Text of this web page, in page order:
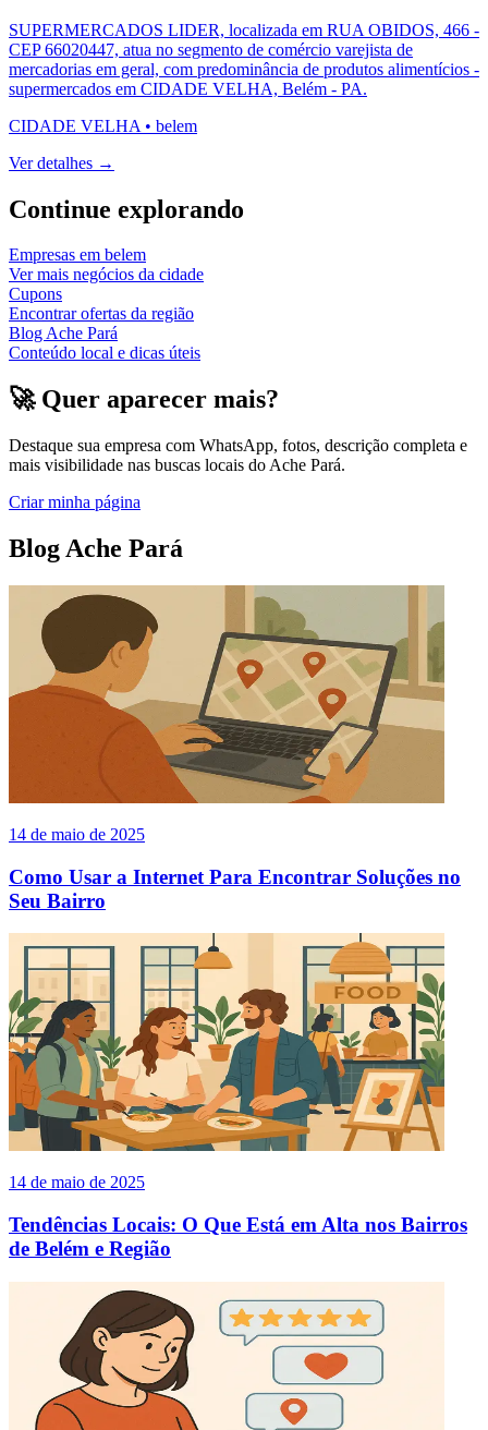
SUPERMERCADOS LIDER, localizada em RUA OBIDOS, 466 -
CEP 66020447, atua no segmento de comércio varejista de
mercadorias em geral, com predominância de produtos alimentícios -
supermercados em CIDADE VELHA, Belém - PA.
CIDADE VELHA • belem
Ver detalhes →
Continue explorando
Empresas em belem
Ver mais negócios da cidade
Cupons
Encontrar ofertas da região
Blog Ache Pará
Conteúdo local e dicas úteis
🚀 Quer aparecer mais?
Destaque sua empresa com WhatsApp, fotos, descrição completa e
mais visibilidade nas buscas locais do Ache Pará.
Criar minha página
Blog Ache Pará
14 de maio de 2025
Como Usar a Internet Para Encontrar Soluções no
Seu Bairro
14 de maio de 2025
Tendências Locais: O Que Está em Alta nos Bairros
de Belém e Região